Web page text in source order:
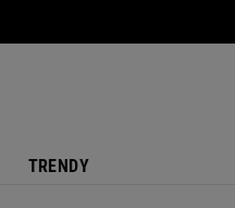
TRENDY